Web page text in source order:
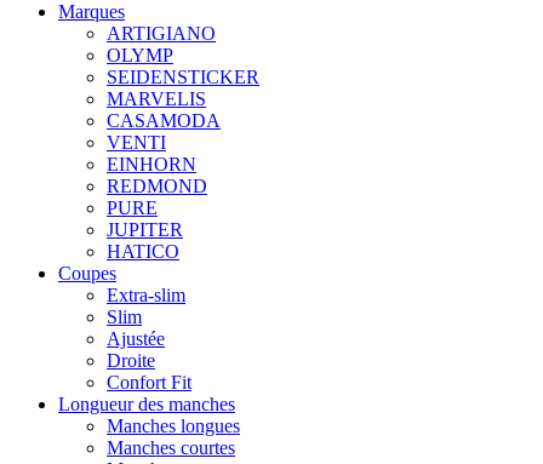
Marques
ARTIGIANO
OLYMP
SEIDENSTICKER
MARVELIS
CASAMODA
VENTI
EINHORN
REDMOND
PURE
JUPITER
HATICO
Coupes
Extra-slim
Slim
Ajustée
Droite
Confort Fit
Longueur des manches
Manches longues
Manches courtes